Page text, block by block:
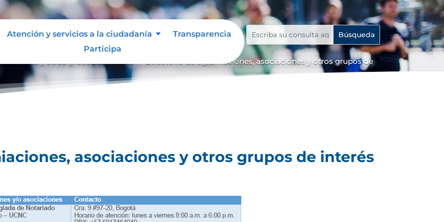
Atención y servicios a la ciudadanía
Transparencia
Participa
y otros grupos de interés
Directorio de agremiaciones, asociaciones y otros grupos de
asociaciones y otros grupos de interés